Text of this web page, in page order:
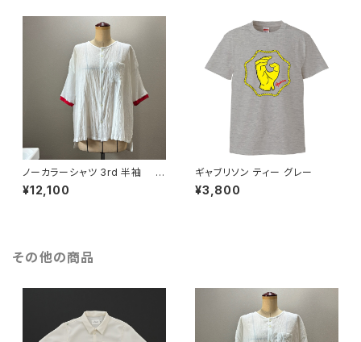
ノーカラーシャツ 3rd 半袖 白
×赤
¥12,100
ギャブリソン ティー グレー
¥3,800
その他の商品